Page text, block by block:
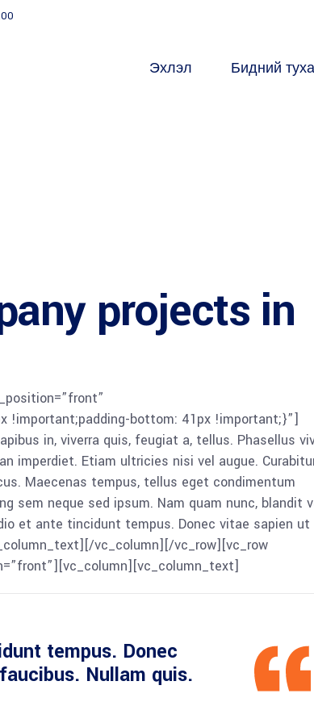
Эхлэл Бидний
projects in
!important;padding-bottom: 41px !important;}”]
in, viverra quis, feugiat a, tellus. Phasellus
imperdiet. Etiam ultricies nisi vel augue.
Maecenas tempus, tellus eget condimentum
sem neque sed ipsum. Nam quam nunc, blandit
et ante tincidunt tempus. Donec vitae sapien ut
vc_column][/vc_row][vc_row
tempus. Donec
Nullam quis.